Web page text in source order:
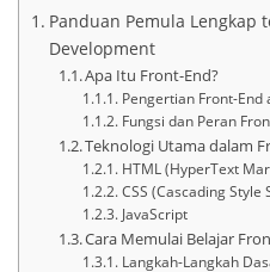
Panduan Pemula Lengkap
Development
Apa Itu Front-End?
Pengertian Front-End
Fungsi dan Peran
Teknologi Utama dalam
HTML (HyperText
CSS (Cascading Style
JavaScript
Cara Memulai Belajar
Langkah-Langkah